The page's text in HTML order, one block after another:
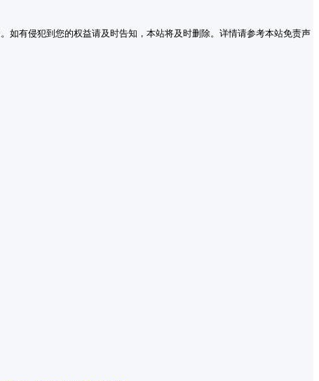
如有侵犯到您的权益请及时告知，本站将及时删除。详情请参考本站免责声